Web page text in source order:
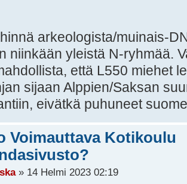
arkeologista/muinais-
niinkään yleistä N-ryhmää.
että L550 miehet
sijaan Alppien/Saksan
eivätkä puhuneet
Voimauttava Kotikoulu
» 14 Helmi 2023 02:19